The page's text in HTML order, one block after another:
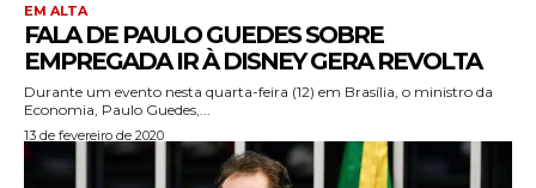
EM ALTA
FALA DE PAULO GUEDES SOBRE
EMPREGADA IR À DISNEY GERA REVOLTA
Durante um evento nesta quarta-feira (12) em Brasília, o ministro da
Economia, Paulo Guedes,...
13 de fevereiro de 2020